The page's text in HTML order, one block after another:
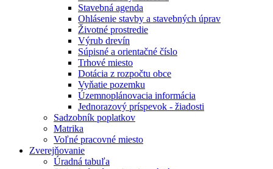
Stavebná agenda
Ohlásenie stavby a stavebných úprav
Životné prostredie
Výrub drevín
Súpisné a orientačné číslo
Trhové miesto
Dotácia z rozpočtu obce
Vyňatie pozemku
Územnoplánovacia informácia
Jednorazový príspevok - žiadosti
Sadzobník poplatkov
Matrika
Voľné pracovné miesto
Zverejňovanie
Úradná tabuľa